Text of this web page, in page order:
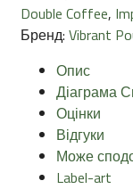
Double Coffee,
Бренд: Vibrant
Опис
Діаграма
Оцінки
Відгуки
Може
Label-art